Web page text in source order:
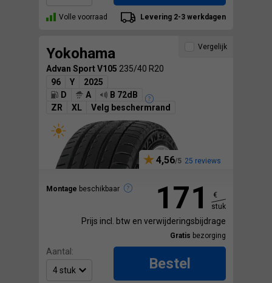
Volle voorraad Levering 2-3 werkdagen
Yokohama
Advan Sport V105 235/40 R20
96
Y
2025
D
A
B 72dB
ZR
XL Velg beschermrand
4,56 25 reviews
Montage beschikbaar
Vergelijk
171
€
stuk
Prijs incl. btw en verwijderingsbijdrage
Gratis bezorging
Aantal:
Bestel